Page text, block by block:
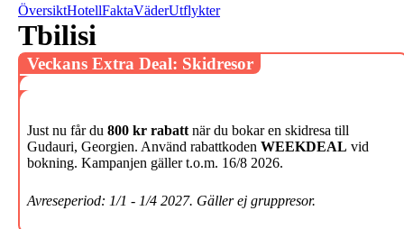
ÖversiktHotellFaktaVäderUtflykter
Tbilisi
Veckans Extra Deal: Skidresor
Just nu får du 800 kr rabatt när du bokar en skidresa till
Gudauri, Georgien. Använd rabattkoden WEEKDEAL vid
bokning. Kampanjen gäller t.o.m. 16/8 2026.
Avreseperiod: 1/1 - 1/4 2027. Gäller ej gruppresor.